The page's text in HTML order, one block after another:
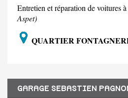
Entretien et réparation de voitures
Aspet)
QUARTIER
GARAGE SEBASTIEN